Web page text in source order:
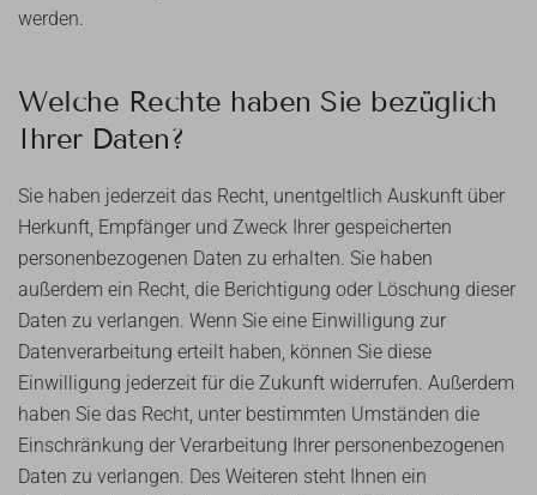
werden.
Welche Rechte haben Sie bezüglich
Ihrer Daten?
Sie haben jederzeit das Recht, unentgeltlich Auskunft über
Herkunft, Empfänger und Zweck Ihrer gespeicherten
personenbezogenen Daten zu erhalten. Sie haben
außerdem ein Recht, die Berichtigung oder Löschung dieser
Daten zu verlangen. Wenn Sie eine Einwilligung zur
Datenverarbeitung erteilt haben, können Sie diese
Einwilligung jederzeit für die Zukunft widerrufen. Außerdem
haben Sie das Recht, unter bestimmten Umständen die
Einschränkung der Verarbeitung Ihrer personenbezogenen
Daten zu verlangen. Des Weiteren steht Ihnen ein